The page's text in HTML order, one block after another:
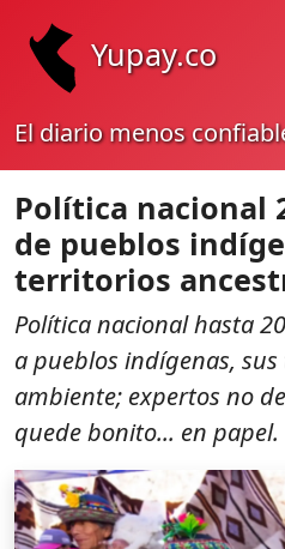
Yupay.co
El diario menos
Política nacional
de pueblos
territorios
Política nacional hasta
a pueblos indígenas,
ambiente; expertos no
quede bonito... en papel.